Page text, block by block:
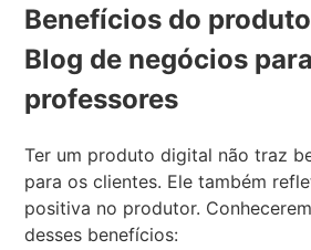
Benefícios do
Blog de negócios para
professores
Ter um produto digital não traz
para os clientes. Ele também
positiva no produtor.
desses benefícios: